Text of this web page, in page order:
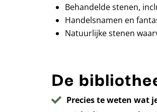
Behandelde stenen,
Handelsnamen en
Natuurlijke stenen
De
Precies te weten wat